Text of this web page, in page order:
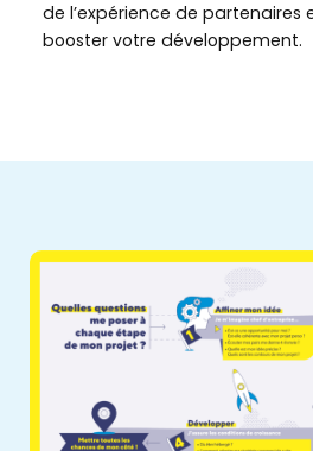
de l’expérience de partenaires
booster votre développement.